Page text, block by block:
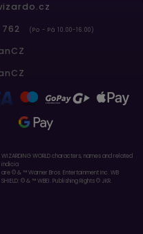
(Po - Pá 10.00-16.00)
WIZARDING WORLD characters, names and related
indicia
are © & ™ Warner Bros. Entertainment Inc. WB
SHIELD: © & ™ WBEI. Publishing Rights © JKR.